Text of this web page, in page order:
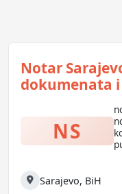
Notar
dokumenata
NS
AdresaSarajevo, BiH